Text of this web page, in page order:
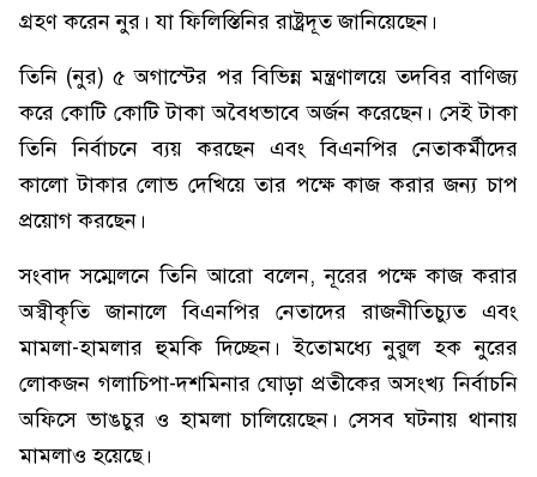
গ্রহণ করেন নুর। যা ফিলিস্তিনির রাষ্ট্রদূত জানিয়েছেন।
তিনি (নুর) ৫ অগাস্টের পর বিভিন্ন মন্ত্রণালয়ে তদবির বাণিজ্য
করে কোটি কোটি টাকা অবৈধভাবে অর্জন করেছেন। সেই টাকা
তিনি নির্বাচনে ব্যয় করছেন এবং বিএনপির নেতাকর্মীদের
কালো টাকার লোভ দেখিয়ে তার পক্ষে কাজ করার জন্য চাপ
প্রয়োগ করছেন।
সংবাদ সম্মেলনে তিনি আরো বলেন, নূরের পক্ষে কাজ করার
অস্বীকৃতি জানালে বিএনপির নেতাদের রাজনীতিচ্যুত এবং
মামলা-হামলার হুমকি দিচ্ছেন। ইতোমধ্যে নুরুল হক নুরের
লোকজন গলাচিপা-দশমিনার ঘোড়া প্রতীকের অসংখ্য নির্বাচনি
অফিসে ভাঙচুর ও হামলা চালিয়েছেন। সেসব ঘটনায় থানায়
মামলাও হয়েছে।